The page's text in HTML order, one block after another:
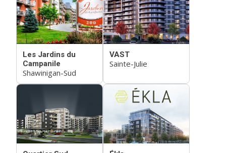
Les Jardins du
Campanile
Shawinigan-Sud
VAST
Sainte-Julie